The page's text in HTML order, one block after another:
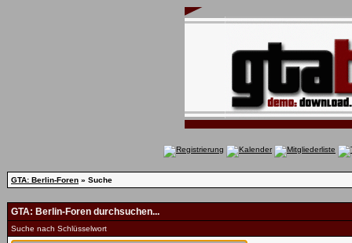
GTA: Berlin-Foren » Suche
GTA: Berlin-Foren durchsuchen...
Suche nach Schlüsselwort